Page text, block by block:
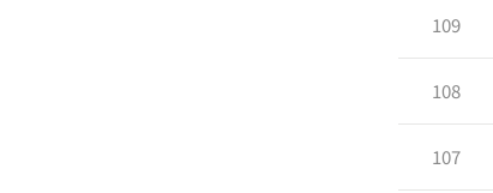
109
108
107